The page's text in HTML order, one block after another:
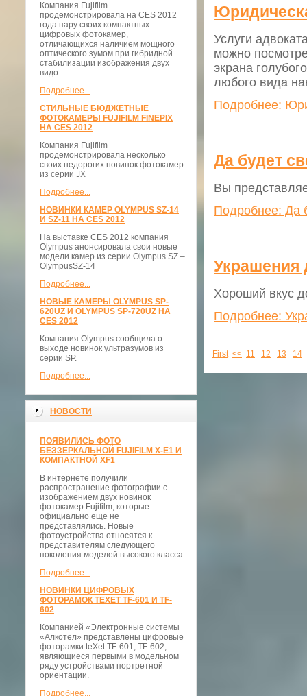
Компания Fujifilm
продемонстрировала на CES 2012
года пару своих компактных
цифровых фотокамер,
отличающихся наличием мощного
оптического зумом при гибридной
стабилизации изображения двух
видо
Подробнее...
СТИЛЬНЫЕ БЮДЖЕТНЫЕ
ФОТОКАМЕРЫ FUJIFILM FINEPIX
НА CES 2012
Компания Fujifilm
продемонстрировала несколько
своих недорогих новинок фотокамер
из серии JX
Подробнее...
НОВИНКИ КАМЕР OLYMPUS SZ-14
И SZ-11 НА CES 2012
На выставке CES 2012 компания
Olympus анонсировала свои новые
модели камер из серии Olympus SZ –
OlympusSZ-14
Подробнее...
НОВЫЕ КАМЕРЫ OLYMPUS SP-
620UZ И OLYMPUS SP-720UZ НА
CES 2012
Компания Olympus сообщила о
выходе новинок ультразумов из
серии SP.
Подробнее...
НОВОСТИ
ПОЯВИЛИСЬ ФОТО
БЕЗЗЕРКАЛЬНОЙ FUJIFILM X-E1 И
КОМПАКТНОЙ XF1
В интернете получили
распространение фотографии с
изображением двух новинок
фотокамер Fujifilm, которые
официально еще не
представлялись. Новые
фотоустройства относятся к
представителям следующего
поколения моделей высокого класса.
Подробнее...
НОВИНКИ ЦИФРОВЫХ
ФОТОРАМОК TEXET TF-601 И TF-
602
Компанией «Электронные системы
«Алкотел» представлены цифровые
фоторамки teXet TF-601, TF-602,
являющиеся первыми в модельном
ряду устройствами портретной
ориентации.
Подробнее...
Услуги
можно
экрана
любого вида
Подробнее:
Да будет
Вы
Подробнее: Да
Украшения
Хороший вкус
Подробнее:
First << 11 12 13 14